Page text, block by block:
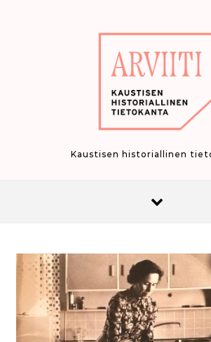
Kaustisen historiallinen